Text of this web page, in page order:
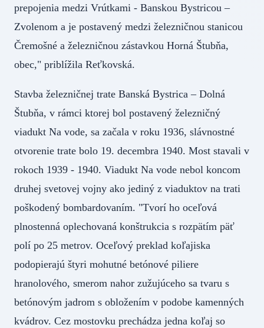
prepojenia medzi Vrútkami - Banskou Bystricou –
Zvolenom a je postavený medzi železničnou stanicou
Čremošné a železničnou zástavkou Horná Štubňa,
obec," priblížila Reťkovská.
Stavba železničnej trate Banská Bystrica – Dolná
Štubňa, v rámci ktorej bol postavený železničný
viadukt Na vode, sa začala v roku 1936, slávnostné
otvorenie trate bolo 19. decembra 1940. Most stavali v
rokoch 1939 - 1940. Viadukt Na vode nebol koncom
druhej svetovej vojny ako jediný z viaduktov na trati
poškodený bombardovaním. "Tvorí ho oceľová
plnostenná oplechovaná konštrukcia s rozpätím päť
polí po 25 metrov. Oceľový preklad koľajiska
podopierajú štyri mohutné betónové piliere
hranolového, smerom nahor zužujúceho sa tvaru s
betónovým jadrom s obložením v podobe kamenných
kvádrov. Cez mostovku prechádza jedna koľaj so